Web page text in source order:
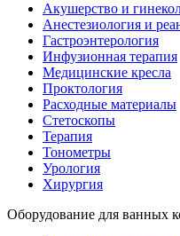
Акушерство и
Анестезиология и
Гастроэнтерология
Инфузионная терапия
Медицинские кресла
Проктология
Расходные материалы
Стетоскопы
Терапия
Тонометры
Урология
Хирургия
Оборудование для ванных